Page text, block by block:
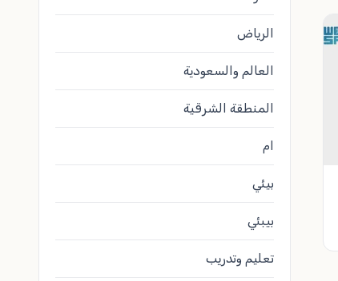
الرياض
العالم والسعودية
المنطقة الشرقية
ام
بيئي
بيبئي
تعليم وتدريب